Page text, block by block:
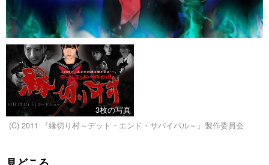
3枚の写真
(C) 2011 『縁切り村～デット・エンド・サバイバル～』製作委員会